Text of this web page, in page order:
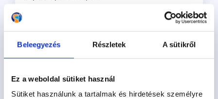
Beleegyezés Részletek A sütikről
Ez a weboldal sütiket használ
Sütiket használunk a tartalmak és hirdetések személyre